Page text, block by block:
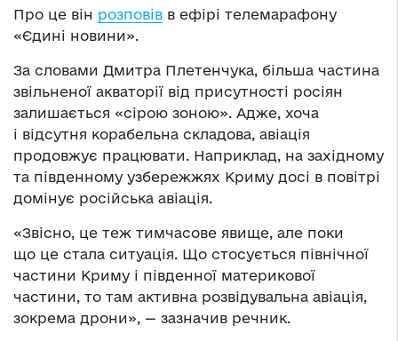
Про це він розповів в ефірі телемарафону
«Єдині новини».
За словами Дмитра Плетенчука, більша частина
звільненої акваторії від присутності росіян
залишається «сірою зоною». Адже, хоча
і відсутня корабельна складова, авіація
продовжує працювати. Наприклад, на західному
та південному узбережжях Криму досі в повітрі
домінує російська авіація.
«Звісно, це теж тимчасове явище, але поки
що це стала ситуація. Що стосується північної
частини Криму і південної материкової
частини, то там активна розвідувальна авіація,
зокрема дрони», — зазначив речник.